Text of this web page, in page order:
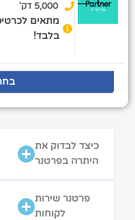
5,000 דק'
מתאים
בלבד!
כיצד לבדוק את
היתרה בפרטנר
פרטנר שירות
לקוחות